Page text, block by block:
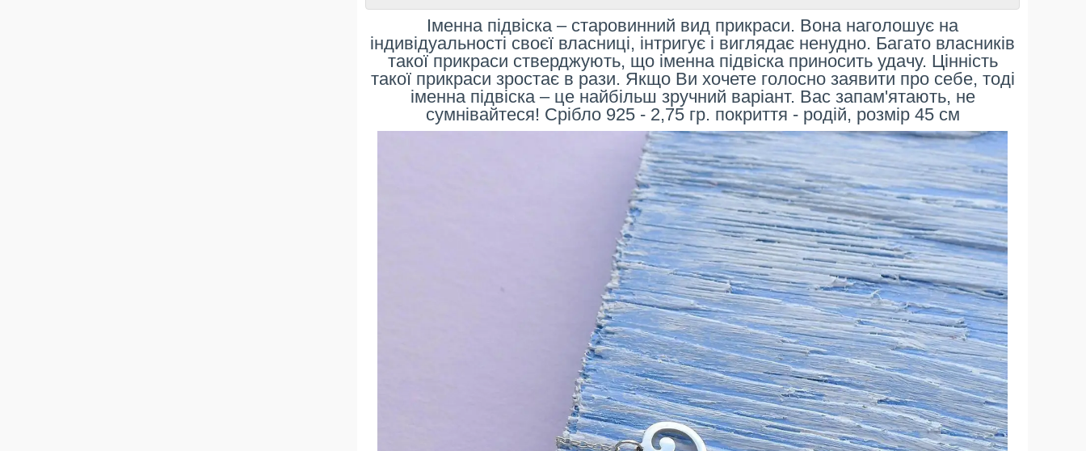
Іменна підвіска – старовинний вид прикраси. Вона наголошує на
індивідуальності своєї власниці, інтригує і виглядає ненудно. Багато власників
такої прикраси стверджують, що іменна підвіска приносить удачу. Цінність
такої прикраси зростає в рази. Якщо Ви хочете голосно заявити про себе, тоді
іменна підвіска – це найбільш зручний варіант. Вас запам'ятають, не
сумнівайтеся! Срібло 925 - 2,75 гр. покриття - родій, розмір 45 см